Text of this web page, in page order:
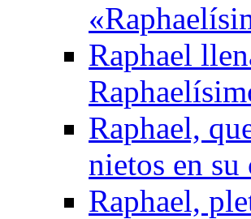
Raphael
Raphael,
nietos en
Raphael,